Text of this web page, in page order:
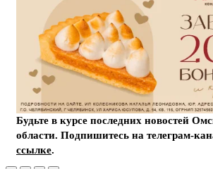
Будьте в курсе последних новостей
области. Подпишитесь на телеграм-
ссылке.